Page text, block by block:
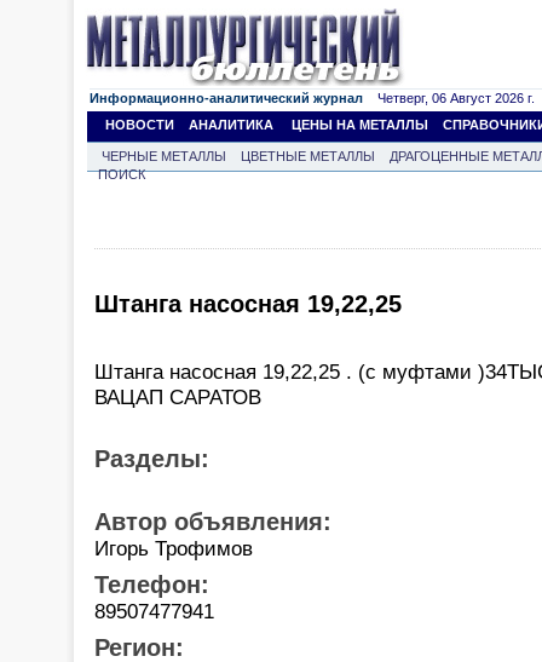
Информационно-аналитический журнал Четверг, 06 Август 2026 г.
НОВОСТИ
АНАЛИТИКА ЦЕНЫ НА МЕТАЛЛЫ
ЧЕРНЫЕ МЕТАЛЛЫ ЦВЕТНЫЕ МЕТАЛЛЫ
ДРАГОЦЕННЫЕ
ПОИСК
Штанга насосная 19,22,25
Штанга насосная 19,22,25 . (с муфтами
ВАЦАП САРАТОВ
Разделы:
Автор объявления:
Игорь Трофимов
Телефон:
89507477941
Регион: